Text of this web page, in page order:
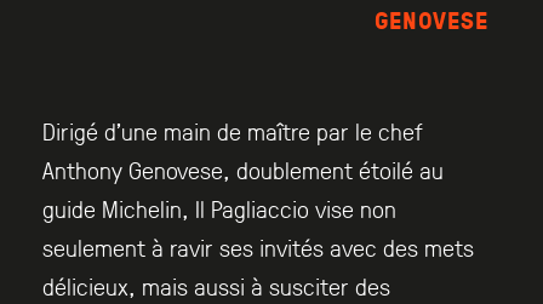
GENOVESE
Dirigé d’une main de maître par le chef
Anthony Genovese, doublement étoilé au
guide Michelin, Il Pagliaccio vise non
seulement à ravir ses invités avec des mets
délicieux, mais aussi à susciter des